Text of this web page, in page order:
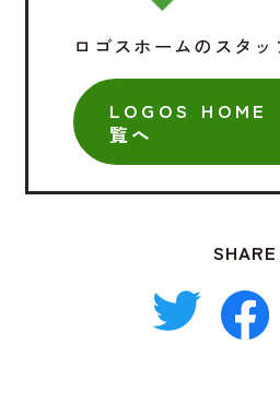
ロゴスホームのスタッ
LOGOS HOME
覧へ
SHARE